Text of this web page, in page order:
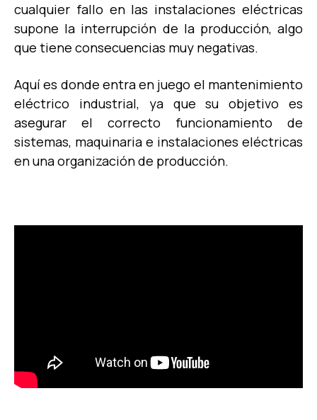
cualquier fallo en las instalaciones eléctricas
supone la interrupción de la producción, algo
que tiene consecuencias muy negativas.
Aquí es donde entra en juego el mantenimiento
eléctrico industrial, ya que su objetivo es
asegurar el correcto funcionamiento de
sistemas, maquinaria e instalaciones eléctricas
en una organización de producción.